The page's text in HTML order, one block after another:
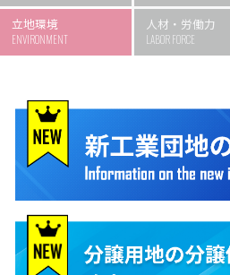
立地環境
ENVIRONMENT
人材・労働力
LABOR FORCE